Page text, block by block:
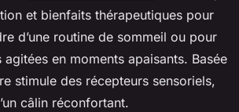
et bienfaits thérapeutiques pour
d’une routine de sommeil ou pour
en moments apaisants. Basée
stimule des récepteurs sensoriels,
câlin réconfortant.